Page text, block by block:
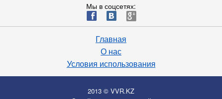
Мы в соцсетях:
ä æ è
Главная
О нас
Условия использования
2013 © VVR.KZ